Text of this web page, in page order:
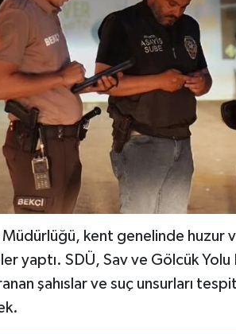
kent genelinde huzur
yaptı. SDÜ, Sav ve Gölcük
şahıslar ve suç unsurları